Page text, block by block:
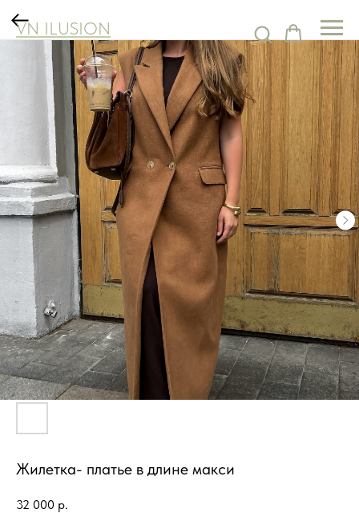
Жилетка- платье в длине макси
32 000 р.
VN ILUSION